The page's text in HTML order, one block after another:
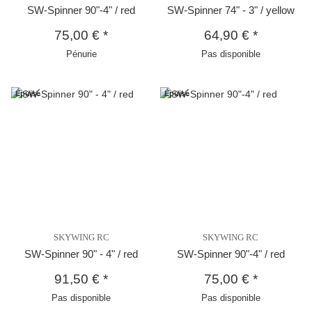
SW-Spinner 90"-4" / red
75,00 €*
Pénurie
SW-Spinner 74" - 3" / yellow
64,90 € *
Pas disponible
Épuisé
SKYWING RC
SW-Spinner 90" - 4" / red
91,50 €*
Pas disponible
Épuisé
SKYWING RC
SW-Spinner 90"-4" / red
75,00 € *
Pas disponible